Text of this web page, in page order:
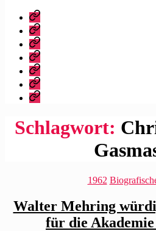
Startseite
Warum
dieser
Blog?
Bibliografie
Vita
Zitate
|
Tweets
Impressum/Datenschutz
Rechteanfrage
Schlagwort:
1962
Walter Mehring
für die